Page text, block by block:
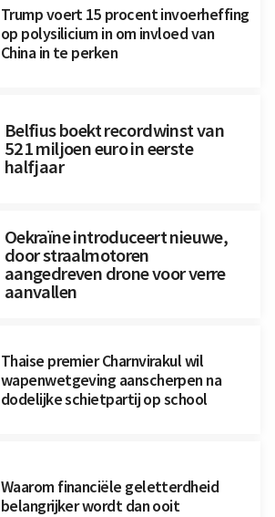
Trump voert 15 procent invoerheffing
op polysilicium in om invloed van
China in te perken
Belfius boekt recordwinst van
521 miljoen euro in eerste
halfjaar
Oekraïne introduceert nieuwe,
door straalmotoren
aangedreven drone voor verre
aanvallen
Thaise premier Charnvirakul wil
wapenwetgeving aanscherpen na
dodelijke schietpartij op school
Waarom financiële geletterdheid
belangrijker wordt dan ooit